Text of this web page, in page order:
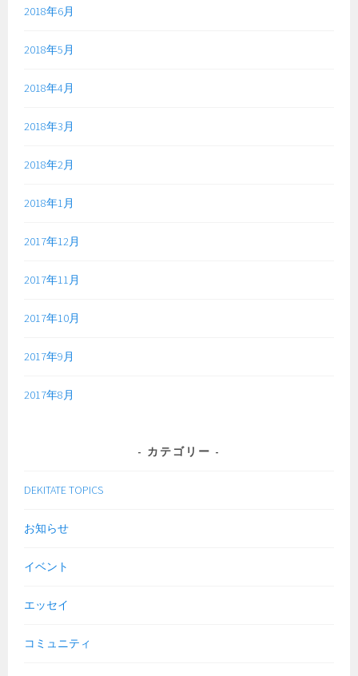
2018年6月
2018年5月
2018年4月
2018年3月
2018年2月
2018年1月
2017年12月
2017年11月
2017年10月
2017年9月
2017年8月
カテゴリー
DEKITATE TOPICS
お知らせ
イベント
エッセイ
コミュニティ